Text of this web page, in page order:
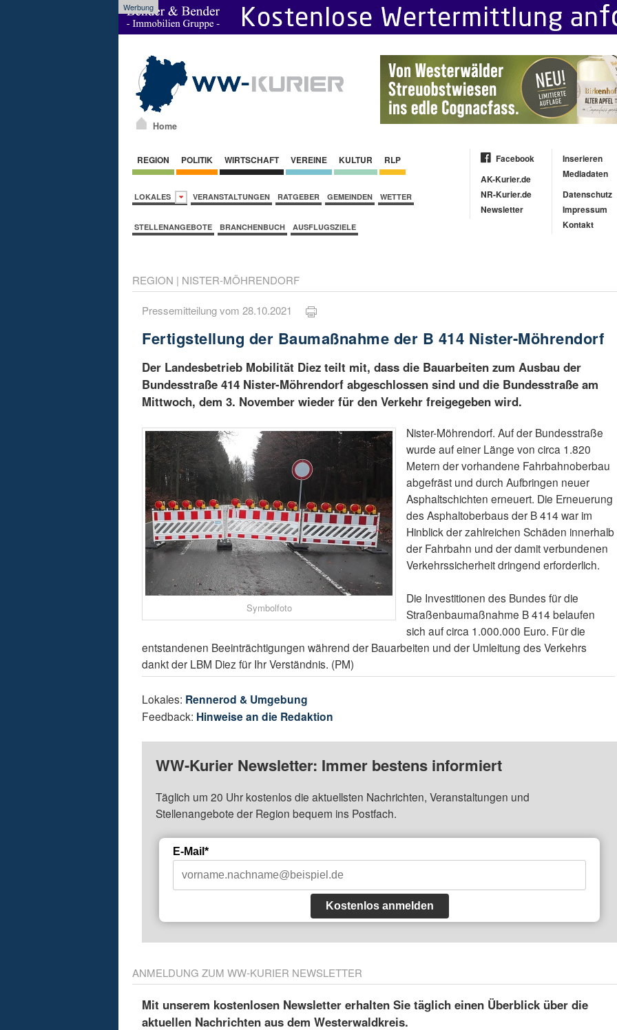
Werbung
Home
REGION POLITIK WIRTSCHAFT VEREINE KULTUR RLP
LOKALES VERANSTALTUNGEN RATGEBER GEMEINDEN WETTER
STELLENANGEBOTE BRANCHENBUCH AUSFLUGSZIELE
Facebook
AK-Kurier.de
NR-Kurier.de
Newsletter
Inserieren
Mediadaten
Datenschutz
Impressum
Kontakt
REGION | NISTER-MÖHRENDORF
Pressemitteilung vom 28.10.2021
Fertigstellung der Baumaßnahme der B 414 Nister-Möhrendorf
Der Landesbetrieb Mobilität Diez teilt mit, dass die Bauarbeiten zum Ausbau der
Bundesstraße 414 Nister-Möhrendorf abgeschlossen sind und die Bundesstraße am
Mittwoch, dem 3. November wieder für den Verkehr freigegeben wird.
Symbolfoto
Nister-Möhrendorf. Auf der Bundesstraße
wurde auf einer Länge von circa 1.820
Metern der vorhandene Fahrbahnoberbau
abgefräst und durch Aufbringen neuer
Asphaltschichten erneuert. Die Erneuerung
des Asphaltoberbaus der B 414 war im
Hinblick der zahlreichen Schäden innerhalb
der Fahrbahn und der damit verbundenen
Verkehrssicherheit dringend erforderlich.
Die Investitionen des Bundes für die
Straßenbaumaßnahme B 414 belaufen
sich auf circa 1.000.000 Euro. Für die
entstandenen Beeinträchtigungen während der Bauarbeiten und der Umleitung des Verkehrs
dankt der LBM Diez für Ihr Verständnis. (PM)
Lokales: Rennerod & Umgebung
Feedback: Hinweise an die Redaktion
WW-Kurier Newsletter: Immer bestens informiert
Täglich um 20 Uhr kostenlos die aktuellsten Nachrichten, Veranstaltungen und
Stellenangebote der Region bequem ins Postfach.
E-Mail*
Kostenlos anmelden
ANMELDUNG ZUM WW-KURIER NEWSLETTER
Mit unserem kostenlosen Newsletter erhalten Sie täglich einen Überblick über die
aktuellen Nachrichten aus dem Westerwaldkreis.